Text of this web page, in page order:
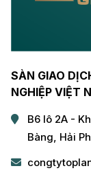
SÀN GIAO
NGHIỆP VIỆT
B6 lô 2A -
Bàng, Hải